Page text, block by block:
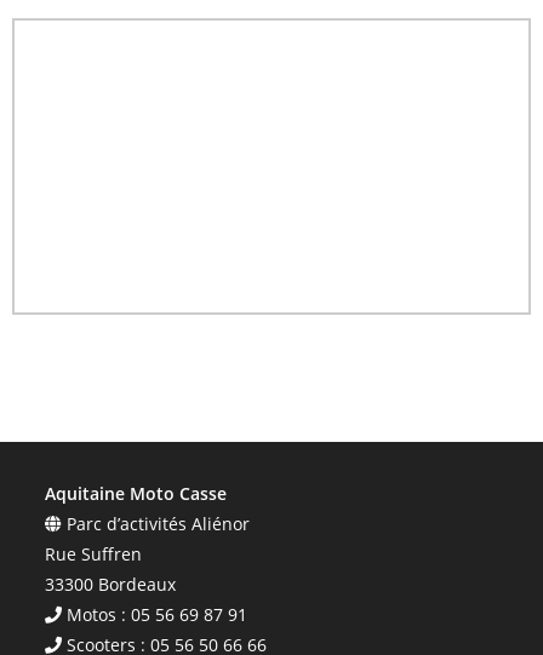
Aquitaine Moto Casse
Parc d’activités Aliénor
Rue Suffren
33300 Bordeaux
Motos : 05 56 69 87 91
Scooters : 05 56 50 66 66